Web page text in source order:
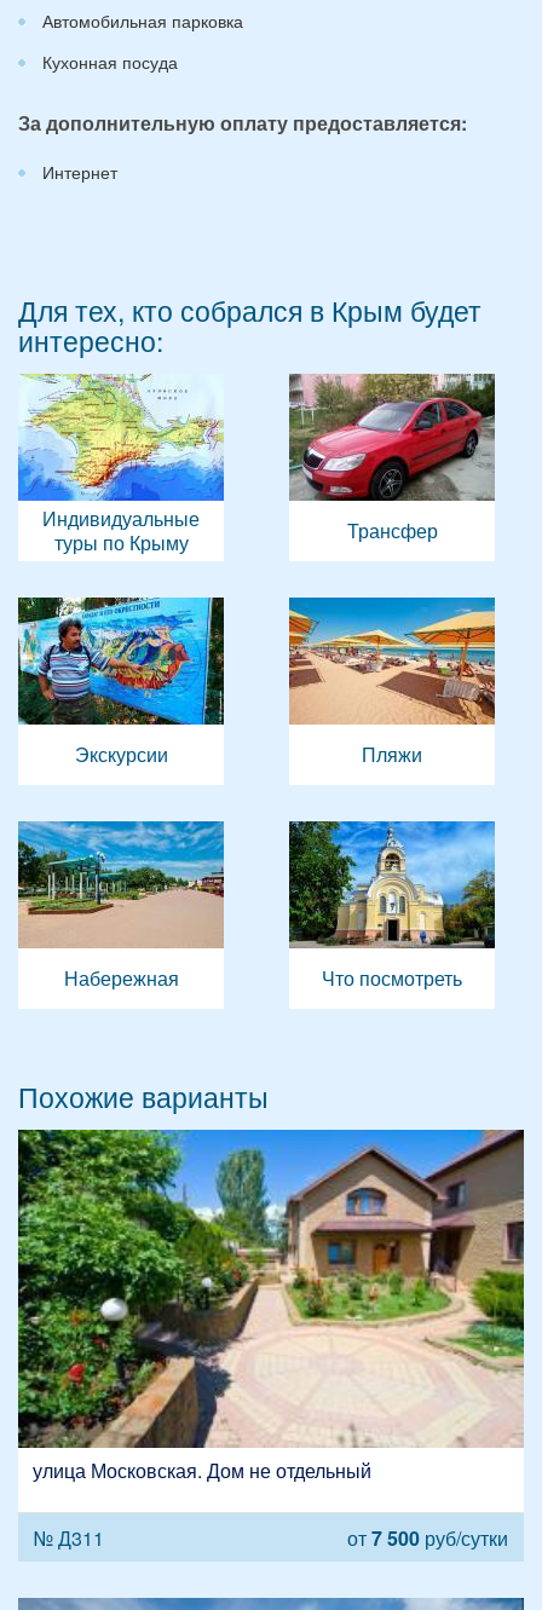
Автомобильная парковка
Кухонная посуда
За дополнительную оплату предоставляется:
Интернет
Для тех, кто собрался в Крым будет
интересно:
Индивидуальные
туры по Крыму
Трансфер
Экскурсии Пляжи
Набережная Что посмотреть
Похожие варианты
улица Московская. Дом не отдельный
№ Д311 от7 500 руб/сутки